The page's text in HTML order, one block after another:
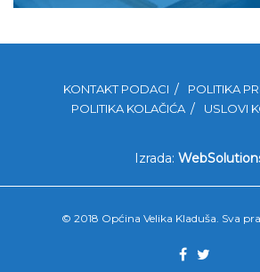
KONTAKT PODACI
POLITIKA
POLITIKA KOLAČIĆA
USLOVI
Izrada:
© 2018 Općina Velika Kladuša. Sva